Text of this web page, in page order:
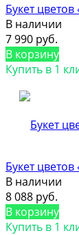
Букет
В наличии
7 990 руб.
В корзину
Купить в 1
Букет цветов
В наличии
8 088 руб.
В корзину
Купить в 1